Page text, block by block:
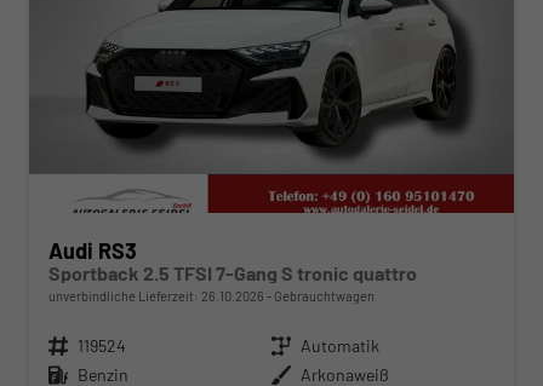
Audi RS3
Sportback 2.5 TFSI 7-Gang S tronic quattro
unverbindliche Lieferzeit: 26.10.2026 Gebrauchtwagen
Fahrzeugnr. 119524 Getriebe Automatik
Kraftstoff Benzin Außenfarbe Arkonaweiß